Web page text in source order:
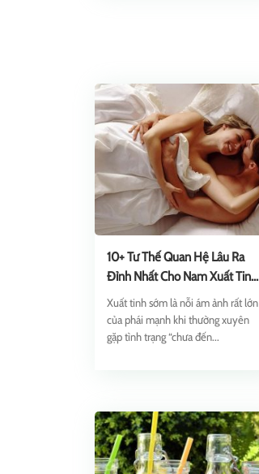
10+ Tư Thế Quan Hệ Lâu Ra
Đỉnh Nhất Cho Nam Xuất Tinh
Sớm
Xuất tinh sớm là nỗi ám ảnh rất lớn
của phái mạnh khi thường xuyên
gặp tình trạng “chưa đến...